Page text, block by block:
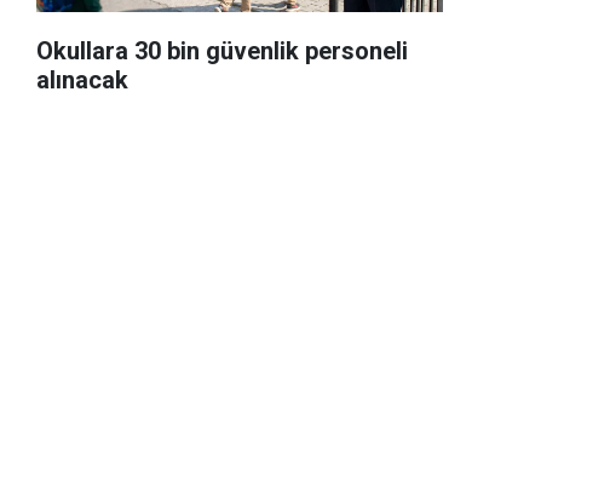
Okullara 30 bin güvenlik personeli
alınacak